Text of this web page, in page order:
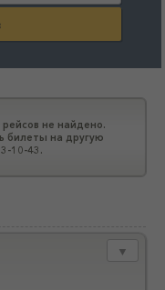
не найдено.
билеты на другую
10-43.
▼